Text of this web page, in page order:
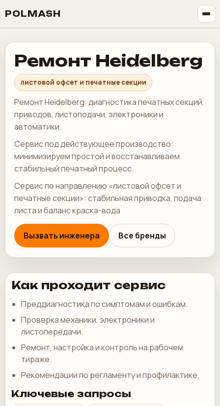
POLMASH
Ремонт Heidelberg
листовой офсет и печатные секции
Ремонт Heidelberg: диагностика печатных секций,
приводов, листоподачи, электроники и
автоматики.
Сервис под действующее производство:
минимизируем простой и восстанавливаем
стабильный печатный процесс.
Сервис по направлению «листовой офсет и
печатные секции»: стабильная приводка, подача
листа и баланс краска-вода
Вызвать инженера Все бренды
Как проходит сервис
Преддиагностика по симптомам и ошибкам.
Проверка механики, электроники и
листопередачи.
Ремонт, настройка и контроль на рабочем
тираже.
Рекомендации по регламенту и профилактике.
Ключевые запросы